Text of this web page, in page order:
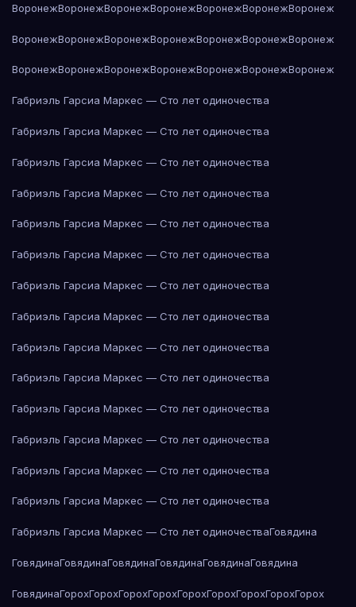
ВоронежВоронежВоронежВоронежВоронежВоронежВоронеж
ВоронежВоронежВоронежВоронежВоронежВоронежВоронеж
ВоронежВоронежВоронежВоронежВоронежВоронежВоронеж
Габриэль Гарсиа Маркес — Сто лет одиночества
Габриэль Гарсиа Маркес — Сто лет одиночества
Габриэль Гарсиа Маркес — Сто лет одиночества
Габриэль Гарсиа Маркес — Сто лет одиночества
Габриэль Гарсиа Маркес — Сто лет одиночества
Габриэль Гарсиа Маркес — Сто лет одиночества
Габриэль Гарсиа Маркес — Сто лет одиночества
Габриэль Гарсиа Маркес — Сто лет одиночества
Габриэль Гарсиа Маркес — Сто лет одиночества
Габриэль Гарсиа Маркес — Сто лет одиночества
Габриэль Гарсиа Маркес — Сто лет одиночества
Габриэль Гарсиа Маркес — Сто лет одиночества
Габриэль Гарсиа Маркес — Сто лет одиночества
Габриэль Гарсиа Маркес — Сто лет одиночества
Габриэль Гарсиа Маркес — Сто лет одиночестваГовядина
ГовядинаГовядинаГовядинаГовядинаГовядинаГовядина
ГовядинаГорохГорохГорохГорохГорохГорохГорохГорохГорох